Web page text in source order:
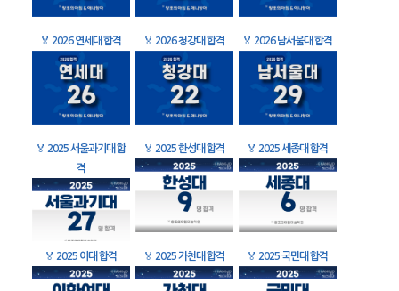
🏅 2026 연세대 합격 🏅 2026 청강대 합격 🏅 2026 남서울대 합격
🏅 2025 서울과기대 합
격
🏅 2025 한성대 합격 🏅 2025 세종대 합격
🏅 2025 이대 합격 🏅 2025 가천대 합격 🏅 2025 국민대 합격